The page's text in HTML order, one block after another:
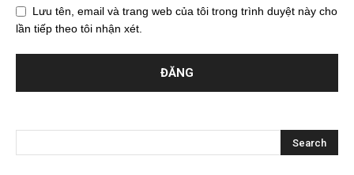
Lưu tên, email và trang web của tôi trong trình duyệt này cho
lần tiếp theo tôi nhận xét.